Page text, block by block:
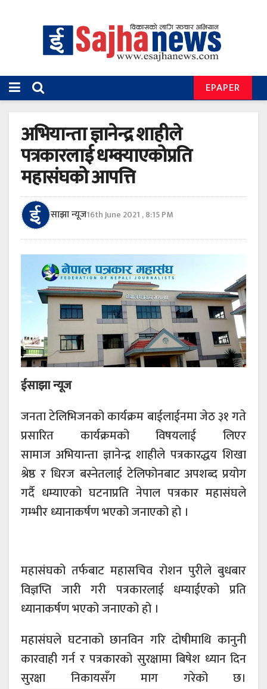
EPAPER
अभियान्ता ज्ञानेन्द्र शाहीले
पत्रकारलाई धम्क्याएकोप्रति
महासंघको आपत्ति
साझा न्यूज16th June 2021 , 8:15 PM
ईसाझा न्यूज
जनता टेलिभिजनको कार्यक्रम बाईलाईनमा जेठ ३१ गते
प्रसारित कार्यक्रमको विषयलाई लिएर
सामाज अभियान्ता ज्ञानेन्द्र शाहीले पत्रकारद्धय शिखा
श्रेष्ठ र धिरज बस्नेतलाई टेलिफोनबाट अपशब्द प्रयोग
गर्दै धम्याएको घटनाप्रति नेपाल पत्रकार महासंघले
गम्भीर ध्यानाकर्षण भएको जनाएको हो ।
महासंघको तर्फबाट महासचिव रोशन पुरीले बुधबार
विज्ञप्ति जारी गरी पत्रकारलाई धम्याईएको प्रति
ध्यानाकर्षण भएको जनाएको हो ।
महासंघले घटनाको छानविन गरि दोषीमाथि कानुनी
कारवाही गर्न र पत्रकारको सुरक्षामा बिषेश ध्यान दिन
सुरक्षा निकायसँग माग गरेको छ।